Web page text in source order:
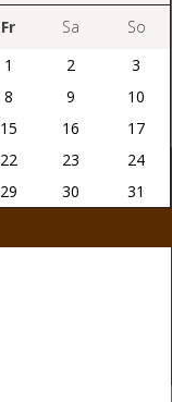
Fr Sa
So
1 2
3
8 9
10
15 16
17
22 23
24
29 30 31